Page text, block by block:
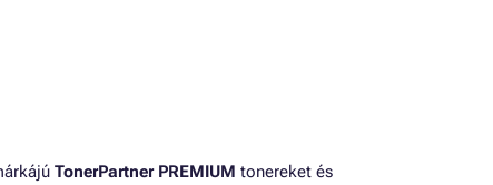
TonerPartner PREMIUM tonereket és